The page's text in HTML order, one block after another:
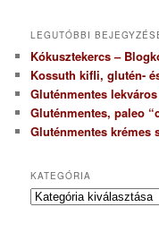
LEGUTÓBBI
Kókusztekercs –
Kossuth kifli, glutén-
Gluténmentes
Gluténmentes, paleo
Gluténmentes krémes
KATEGÓRIA
K